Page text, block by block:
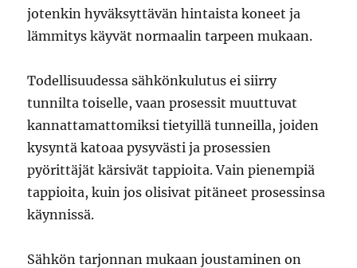
jotenkin hyväksyttävän hintaista koneet ja
lämmitys käyvät normaalin tarpeen mukaan.
Todellisuudessa sähkönkulutus ei siirry
tunnilta toiselle, vaan prosessit muuttuvat
kannattamattomiksi tietyillä tunneilla, joiden
kysyntä katoaa pysyvästi ja prosessien
pyörittäjät kärsivät tappioita. Vain pienempiä
tappioita, kuin jos olisivat pitäneet prosessinsa
käynnissä.
Sähkön tarjonnan mukaan joustaminen on